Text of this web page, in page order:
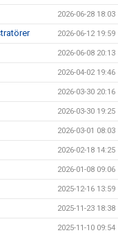
2026-06-28 18:03
2026-06-12 19:59
2026-06-08 20:13
2026-04-02 19:46
2026-03-30 20:16
2026-03-30 19:25
2026-03-01 08:03
2026-02-18 14:25
2026-01-08 09:06
2025-12-16 13:59
2025-11-23 18:38
2025-11-10 09:54